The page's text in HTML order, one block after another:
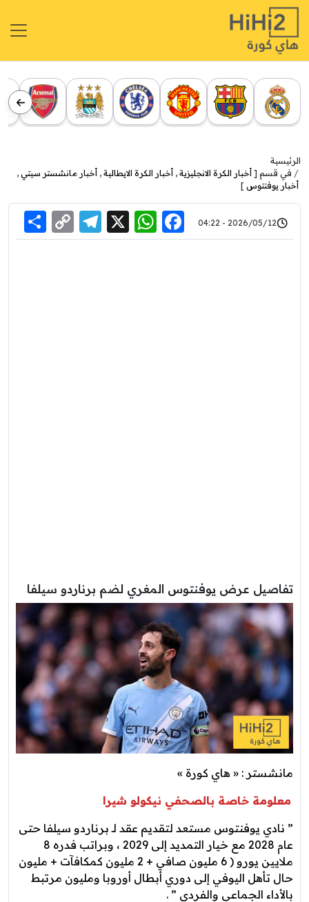
الرئيسية
في قسم [ أخبار الكرة الانجليزية , أخبار الكرة الايطالية , أخبار مانشستر سيتي ,
أخبار يوفنتوس ]
2026/05/12 - 04:22
Facebook
WhatsApp
X
Link
تفاصيل عرض يوفنتوس المغري لضم برناردو سيلفا
مانشستر : « هاي كورة »
معلومة خاصة بالصحفي نيكولو شيرا
” نادي يوفنتوس مستعد لتقديم عقد لـ برناردو سيلفا حتى
عام 2028 مع خيار التمديد إلى 2029 ، وبراتب فدره 8
ملايين يورو ( 6 مليون صافي + 2 مليون كمكافآت + مليون
حال تأهل اليوفي إلى دوري أبطال أوروبا ومليون مرتبط
بالأداء الجماعي والفردي ” .